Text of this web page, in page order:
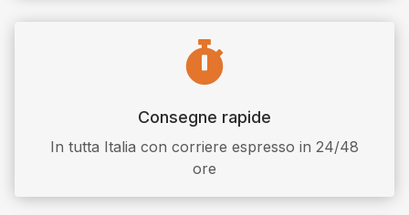

Consegne rapide
In tutta Italia con corriere espresso in 24/48
ore